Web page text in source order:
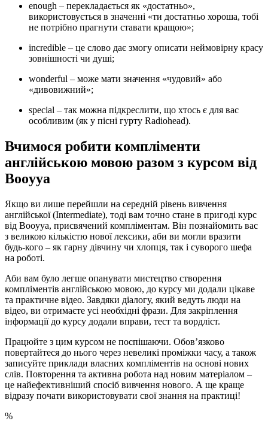
enough – перекладається як «достатньо»,
використовується в значенні «ти достатньо хороша, тобі
не потрібно прагнути ставати кращою»;
incredible – це слово дає змогу описати неймовірну красу
зовнішності чи душі;
wonderful – може мати значення «чудовий» або
«дивовижний»;
special – так можна підкреслити, що хтось є для вас
особливим (як у пісні гурту Radiohead).
Вчимося робити компліменти
англійською мовою разом з курсом від
Booyya
Якщо ви лише перейшли на середній рівень вивчення
англійської (Intermediate), тоді вам точно стане в пригоді курс
від Booyya, присвячений компліментам. Він познайомить вас
з великою кількістю нової лексики, аби ви могли вразити
будь-кого – як гарну дівчину чи хлопця, так і суворого шефа
на роботі.
Аби вам було легше опанувати мистецтво створення
компліментів англійською мовою, до курсу ми додали цікаве
та практичне відео. Завдяки діалогу, який ведуть люди на
відео, ви отримаєте усі необхідні фрази. Для закріплення
інформації до курсу додали вправи, тест та вордліст.
Працюйте з цим курсом не поспішаючи. Обов’язково
повертайтеся до нього через невеликі проміжки часу, а також
записуйте приклади власних компліментів на основі нових
слів. Повторення та активна робота над новим матеріалом –
це найефективніший спосіб вивчення нового. А ще краще
відразу почати використовувати свої знання на практиці!
%